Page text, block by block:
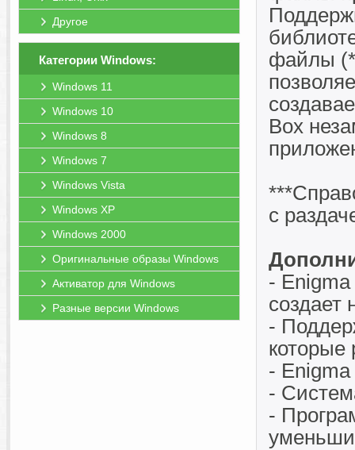
Другое
Категории Windows:
Windows 11
Windows 10
Windows 8
Windows 7
Windows Vista
Windows XP
Windows 2000
Оригинальные образы Windows
Активатор для Windows
Разные версии Windows
файлы
Box
с
-
создает
-
которые
-
-
-